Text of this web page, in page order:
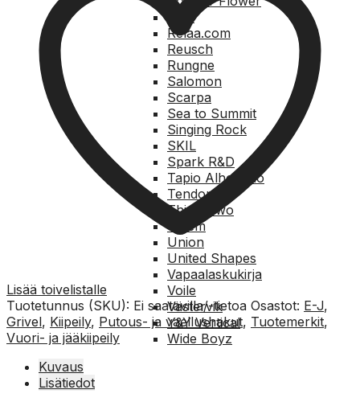
RAB
Relaa.com
Reusch
Rungne
Salomon
Scarpa
Sea to Summit
Singing Rock
SKIL
Spark R&D
Tapio Alhonsuo
Tendon
Thirty Two
Totem
Union
United Shapes
Vapaalaskukirja
Voile
Västervik
Y&Y Vertical
Wide Boyz
Lisää toivelistalle
Tuotetunnus (SKU): Ei saatavilla/-tietoa Osastot: E-J,
Grivel, Kiipeily, Putous- ja vaellushakut, Tuotemerkit,
Vuori- ja jääkiipeily
Kuvaus
Lisätiedot